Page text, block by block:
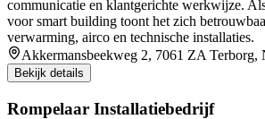
communicatie en klantgerichte werkwijze.
voor smart building toont het zich
verwarming, airco en technische installaties.
Akkermansbeekweg 2, 7061 ZA Terborg,
Bekijk details
Rompelaar Installatiebedrijf